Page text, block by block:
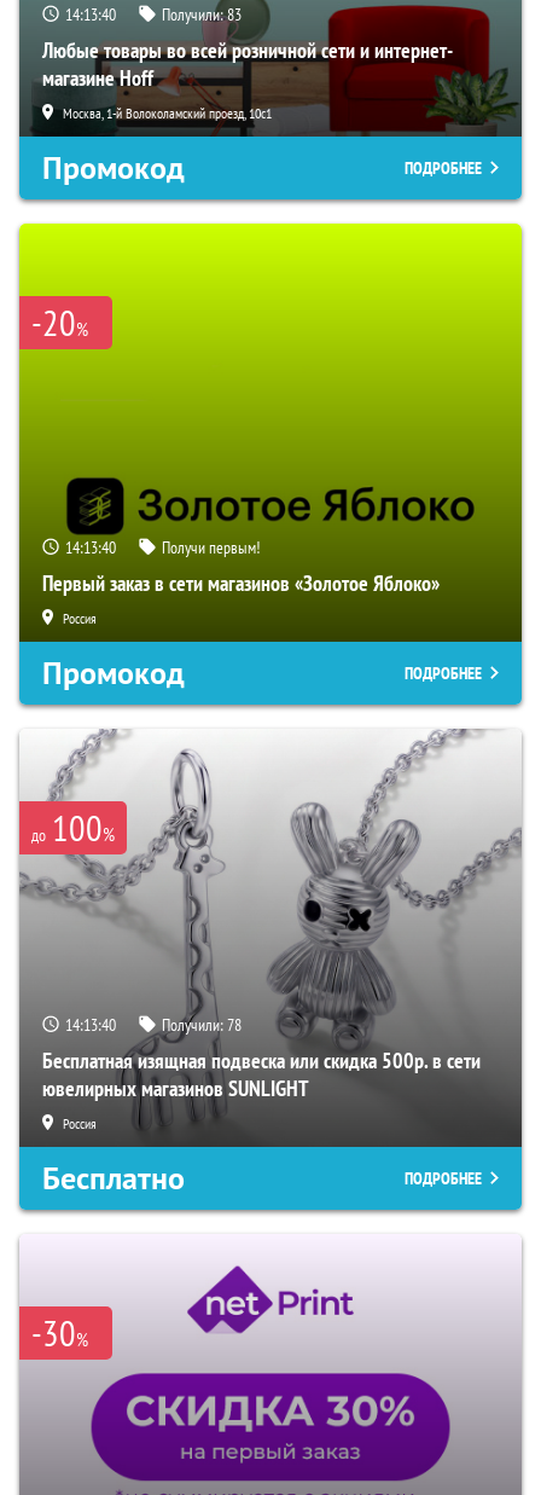
14:13:39 Получили:83
Любые товары во всей розничной сети и интернет-
магазине Hoff
Москва, 1-й Волоколамский проезд, 10с1
Промокод ПОДРОБНЕЕ
-20%
14:13:39 Получи первым!
Первый заказ в сети магазинов «Золотое Яблоко»
Россия
Промокод ПОДРОБНЕЕ
до 100%
14:13:39 Получили:78
Бесплатная изящная подвеска или скидка 500р. в сети
ювелирных магазинов SUNLIGHT
Россия
Бесплатно ПОДРОБНЕЕ
-30%